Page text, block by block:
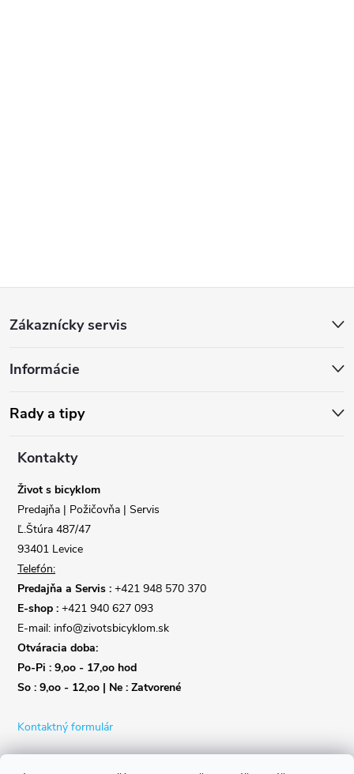
p
ä
Zákaznícky servis
Informácie
Rady a tipy
Kontakty
Život s bicyklom
Predajňa | Požičovňa | Servis
Ľ.Štúra 487/47
93401 Levice
Telefón:
Predajňa a Servis : +421 948 570 370
E-shop : +421 940 627 093
E-mail: info@zivotsbicyklom.sk
Otváracia doba:
Po-Pi : 9,oo - 17,oo hod
So : 9,oo - 12,oo | Ne : Zatvorené
Kontaktný formulár